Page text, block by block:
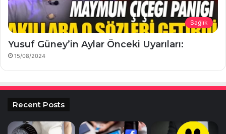
Sağlık
Yusuf Güney’in Aylar Önceki Uyarıları:
15/08/2024
Recent Posts